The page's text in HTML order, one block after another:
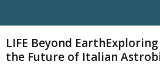
LIFE Beyond
the Future of Italian